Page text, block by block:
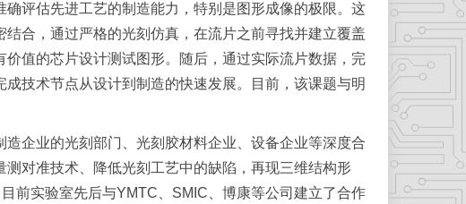
评估先进工艺的制造能力，特别是图形成像的极限。这
合，通过严格的光刻仿真，在流片之前寻找并建立覆盖
值的芯片设计测试图形。随后，通过实际流片数据，完
技术节点从设计到制造的快速发展。目前，该课题与明
业的光刻部门、光刻胶材料企业、设备企业等深度合
对准技术、降低光刻工艺中的缺陷，再现三维结构形
前实验室先后与YMTC、SMIC、博康等公司建立了合作